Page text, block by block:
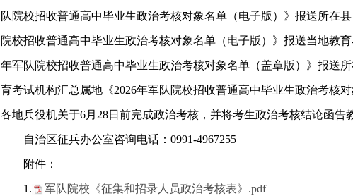
队院校招收普通高中毕业生政治考核对象名单（电子版）》报送所在
院校招收普通高中毕业生政治考核对象名单（电子版）》报送当地教
年军队院校招收普通高中毕业生政治考核对象名单（盖章版）》报送
育考试机构汇总属地《2026年军队院校招收普通高中毕业生政治考核
各地兵役机关于6月28日前完成政治考核，并将考生政治考核结论函告
自治区征兵办公室咨询电话：0991-4967255
附件：
1. 军队院校《征集和招录人员政治考核表》.pdf